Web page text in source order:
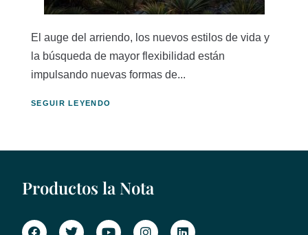
El auge del arriendo, los nuevos estilos de vida y
la búsqueda de mayor flexibilidad están
impulsando nuevas formas de...
SEGUIR LEYENDO
Productos la Nota